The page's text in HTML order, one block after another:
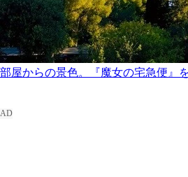
部屋からの景色。『魔女の宅急便』